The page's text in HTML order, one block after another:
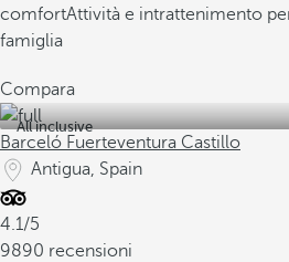
comfortAttività e intrattenimento
famiglia
Compara
All inclusive
Barceló Fuerteventura Castillo
Antigua, Spain
4.1/5
9890 recensioni